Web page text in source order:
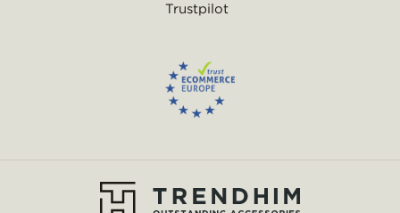
Trustpilot